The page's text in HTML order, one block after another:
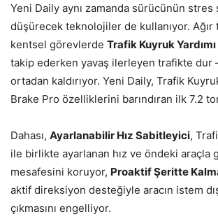
Yeni Daily aynı zamanda sürücünün stres
düşürecek teknolojiler de kullanıyor. Ağır
kentsel görevlerde Trafik Kuyruk Yardımı
takip ederken yavaş ilerleyen trafikte dur
ortadan kaldırıyor. Yeni Daily, Trafik
Brake Pro özelliklerini barındıran ilk 7.2
Dahası, Ayarlanabilir Hız Sabitleyici,
ile birlikte ayarlanan hız ve öndeki araçla
mesafesini koruyor, Proaktif Şeritte
aktif direksiyon desteğiyle aracın istem
çıkmasını engelliyor.